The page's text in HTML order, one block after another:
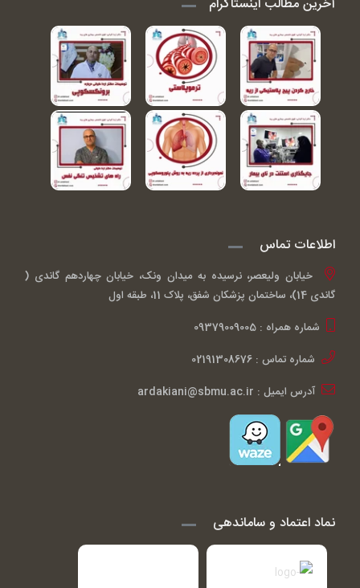
آخرین مطالب اینستاگرام
اطلاعات تماس
خیابان ولیعصر، نرسیده به میدان ونک، خیابان چهاردهم گاندی (
گاندی 14)، ساختمان پزشکان شفق، پلاک 11، طبقه اول
شماره همراه : 09379009005
شماره تماس : 02191308676
آدرس ایمیل : ardakiani@sbmu.ac.ir
نماد اعتماد و ساماندهی